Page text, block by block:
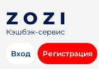
Кэшбэк-сервис
Вход Регистрация